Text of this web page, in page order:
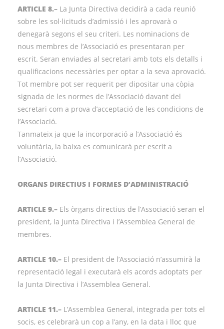
ARTICLE 8.– La Junta Directiva decidirà a cada reunió
sobre les sol·licituds d’admissió i les aprovarà o
denegarà segons el seu criteri. Les nominacions de
nous membres de l’Associació es presentaran per
escrit. Seran enviades al secretari amb tots els detalls i
qualificacions necessàries per optar a la seva aprovació.
Tot membre pot ser requerit per dipositar una còpia
signada de les normes de l’Associació davant del
secretari com a prova d’acceptació de les condicions de
l’Associació.
Tanmateix ja que la incorporació a l’Associació és
voluntària, la baixa es comunicarà per escrit a
l’Associació.
ORGANS DIRECTIUS I FORMES D’ADMINISTRACIÓ
ARTICLE 9.– Els òrgans directius de l’Associació seran el
president, la Junta Directiva i l’Assemblea General de
membres.
ARTICLE 10.– El president de l’Associació n’assumirà la
representació legal i executarà els acords adoptats per
la Junta Directiva i l’Assemblea General.
ARTICLE 11.– L’Assemblea General, integrada per tots el
socis, es celebrarà un cop a l’any, en la data i lloc que